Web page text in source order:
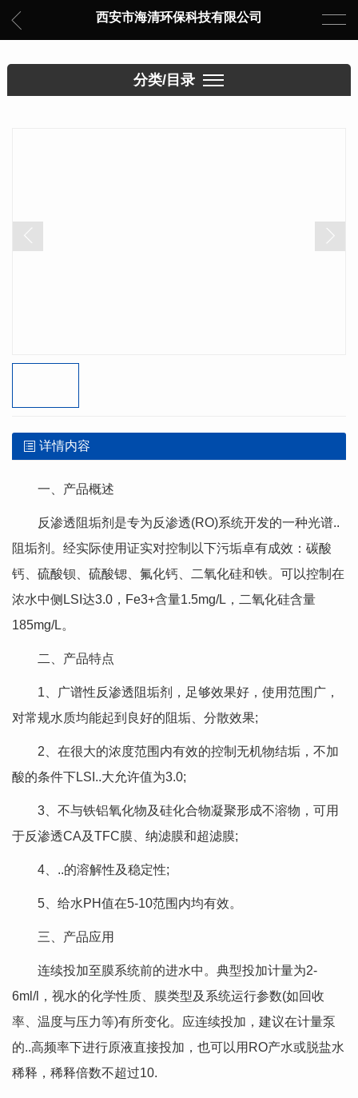
西安市海清环保科技有限公司
分类/目录
详情内容
一、产品概述
反渗透阻垢剂是专为反渗透(RO)系统开发的一种光谱..
阻垢剂。经实际使用证实对控制以下污垢卓有成效：碳酸
钙、硫酸钡、硫酸锶、氟化钙、二氧化硅和铁。可以控制在
浓水中侧LSI达3.0，Fe3+含量1.5mg/L，二氧化硅含量
185mg/L。
二、产品特点
1、广谱性反渗透阻垢剂，足够效果好，使用范围广，
对常规水质均能起到良好的阻垢、分散效果;
2、在很大的浓度范围内有效的控制无机物结垢，不加
酸的条件下LSI..大允许值为3.0;
3、不与铁铝氧化物及硅化合物凝聚形成不溶物，可用
于反渗透CA及TFC膜、纳滤膜和超滤膜;
4、..的溶解性及稳定性;
5、给水PH值在5-10范围内均有效。
三、产品应用
连续投加至膜系统前的进水中。典型投加计量为2-
6ml/l，视水的化学性质、膜类型及系统运行参数(如回收
率、温度与压力等)有所变化。应连续投加，建议在计量泵
的..高频率下进行原液直接投加，也可以用RO产水或脱盐水
稀释，稀释倍数不超过10.